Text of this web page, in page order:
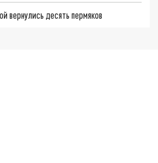
вернулись десять пермяков